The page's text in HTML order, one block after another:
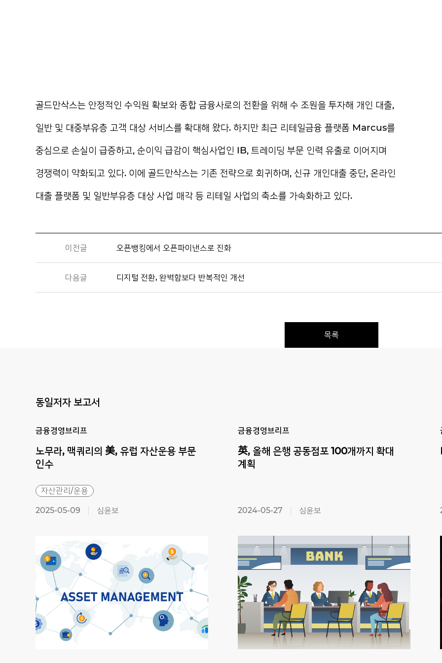
골드만삭스는 안정적인 수익원 확보와 종합 금융사로의 전환을 위해 수 조원을 투자해 개인 대출,
일반 및 대중부유층 고객 대상 서비스를 확대해 왔다. 하지만 최근 리테일금융 플랫폼 Marcus를
중심으로 손실이 급증하고, 순이익 급감이 핵심사업인 IB, 트레이딩 부문 인력 유출로 이어지며
경쟁력이 약화되고 있다. 이에 골드만삭스는 기존 전략으로 회귀하며, 신규 개인대출 중단, 온라인
대출 플랫폼 및 일반부유층 대상 사업 매각 등 리테일 사업의 축소를 가속화하고 있다.
이전글 오픈뱅킹에서 오픈파이낸스로 진화
다음글 디지털 전환, 완벽함보다 반복적인 개선
목록
동일저자 보고서
금융경영브리프
노무라, 맥쿼리의 美, 유럽 자산운용 부문
인수
자산관리/운용
2025-05-09 심윤보
금융경영브리프
英, 올해 은행 공동점포 100개까지 확대
계획
2024-05-27 심윤보